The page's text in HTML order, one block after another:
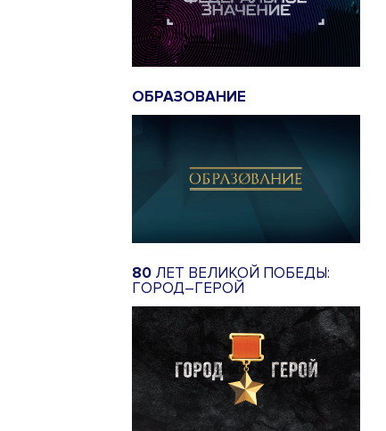
ОБРАЗОВАНИЕ
80 ЛЕТ ВЕЛИКОЙ ПОБЕДЫ:
ГОРОД–ГЕРОЙ